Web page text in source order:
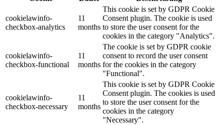
cookielawinfo-
checkbox-analytics
11
months
This cookie is set by GDPR Cookie
Consent plugin. The cookie is used
to store the user consent for the
cookies in the category "Analytics".
cookielawinfo-
checkbox-functional
11
months
The cookie is set by GDPR cookie
consent to record the user consent
for the cookies in the category
"Functional".
cookielawinfo-
checkbox-necessary
11
months
This cookie is set by GDPR Cookie
Consent plugin. The cookies is used
to store the user consent for the
cookies in the category
"Necessary".